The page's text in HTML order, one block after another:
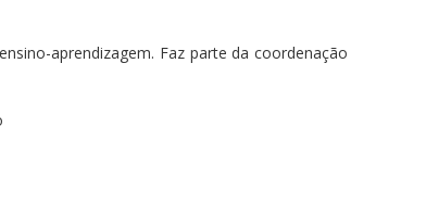
aprendizagem. Faz parte da coordenação